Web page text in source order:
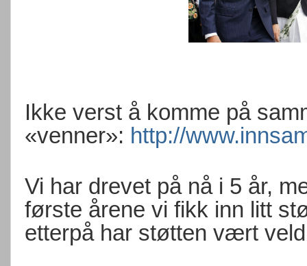
Ikke verst å komme på
«venner»: http://
Vi har drevet på nå i 5 år,
første årene vi fikk inn litt
etterpå har støtten vært